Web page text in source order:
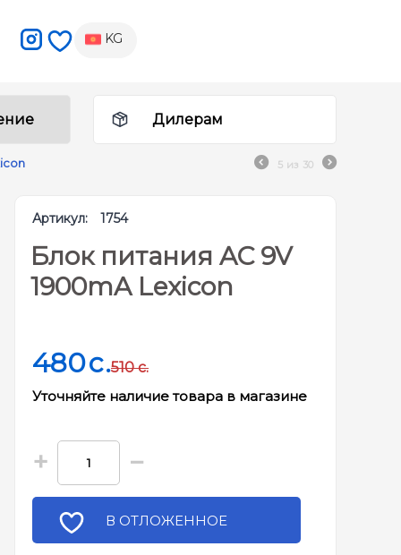
KG
Дилерам
5 из 30
Артикул: 1754
Блок питания AC 9V
1900mA Lexicon
480c.
Уточняйте наличие товара в магазине
510 c.
+ −
В ОТЛОЖЕННОЕ